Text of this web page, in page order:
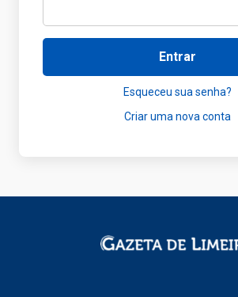
Entrar
Esqueceu sua senha?
Criar uma nova conta